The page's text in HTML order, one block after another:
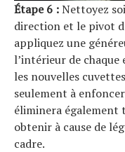
Étape 6 :Nettoyez
direction et le pivot
appliquez une
l’intérieur de
les nouvelles
seulement à
éliminera également
obtenir à cause de
cadre.